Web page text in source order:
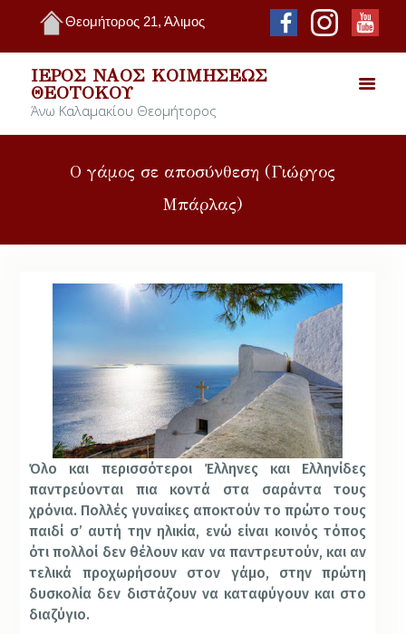
Θεομήτορος 21, Άλιμος
ΙΕΡΌΣ ΝΑΌΣ ΚΟΙΜΉΣΕΩΣ
ΘΕΟΤΌΚΟΥ
Άνω Καλαμακίου Θεομήτορος
Ο γάμος σε αποσύνθεση (Γιώργος
Μπάρλας)
Όλο και περισσότεροι Έλληνες και Ελληνίδες
παντρεύονται πια κοντά στα σαράντα τους
χρόνια. Πολλές γυναίκες αποκτούν το πρώτο τους
παιδί σ’ αυτή την ηλικία, ενώ είναι κοινός τόπος
ότι πολλοί δεν θέλουν καν να παντρευτούν, και αν
τελικά προχωρήσουν στον γάμο, στην πρώτη
δυσκολία δεν διστάζουν να καταφύγουν και στο
διαζύγιο.